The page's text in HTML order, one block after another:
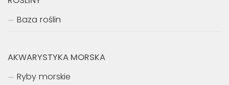
Baza roślin
AKWARYSTYKA MORSKA
Ryby morskie